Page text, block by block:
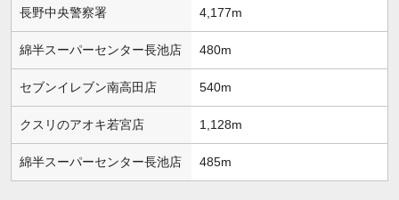
長野中央警察署 4,177m
綿半スーパーセンター長池店 480m
セブンイレブン南高田店 540m
クスリのアオキ若宮店 1,128m
綿半スーパーセンター長池店 485m